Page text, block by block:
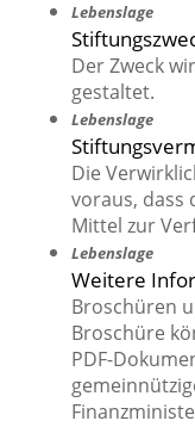
Lebenslage
Der Zweck
gestaltet.
Lebenslage
Die
voraus, dass
Mittel zur
Lebenslage
Weitere
Broschüren
Broschüre
PDF-